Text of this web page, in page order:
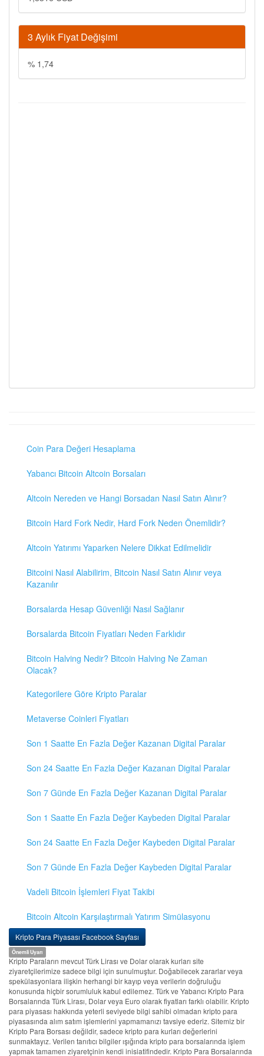
3 Aylık Fiyat Değişimi
% 1,74
Coin Para Değeri Hesaplama
Yabancı Bitcoin Altcoin Borsaları
Altcoin Nereden ve Hangi Borsadan Nasıl Satın Alınır?
Bitcoin Hard Fork Nedir, Hard Fork Neden Önemlidir?
Altcoin Yatırımı Yaparken Nelere Dikkat Edilmelidir
Bitcoini Nasıl Alabilirim, Bitcoin Nasıl Satın Alınır veya
Kazanılır
Borsalarda Hesap Güvenliği Nasıl Sağlanır
Borsalarda Bitcoin Fiyatları Neden Farklıdır
Bitcoin Halving Nedir? Bitcoin Halving Ne Zaman
Olacak?
Kategorilere Göre Kripto Paralar
Metaverse Coinleri Fiyatları
Son 1 Saatte En Fazla Değer Kazanan Digital Paralar
Son 24 Saatte En Fazla Değer Kazanan Digital Paralar
Son 7 Günde En Fazla Değer Kazanan Digital Paralar
Son 1 Saatte En Fazla Değer Kaybeden Digital Paralar
Son 24 Saatte En Fazla Değer Kaybeden Digital Paralar
Son 7 Günde En Fazla Değer Kaybeden Digital Paralar
Vadeli Bitcoin İşlemleri Fiyat Takibi
Bitcoin Altcoin Karşılaştırmalı Yatırım Simülasyonu
Kripto Para Piyasası Facebook Sayfası
Önemli Uyarı
Kripto Paraların mevcut Türk Lirası ve Dolar olarak kurları site
ziyaretçilerimize sadece bilgi için sunulmuştur. Doğabilecek zararlar veya
spekülasyonlara ilişkin herhangi bir kayıp veya verilerin doğruluğu
konusunda hiçbir sorumluluk kabul edilemez. Türk ve Yabancı Kripto Para
Borsalarında Türk Lirası, Dolar veya Euro olarak fiyatları farklı olabilir. Kripto
para piyasası hakkında yeterli seviyede bilgi sahibi olmadan kripto para
piyasasında alım satım işlemlerini yapmamanızı tavsiye ederiz. Sitemiz bir
Kripto Para Borsası değildir, sadece kripto para kurları değerlerini
sunmaktayız. Verilen tanıtıcı bilgiler ışığında kripto para borsalarında işlem
yapmak tamamen ziyaretçinin kendi inisiatifindedir. Kripto Para Borsalarında